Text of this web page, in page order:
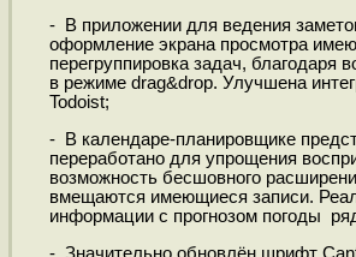
- В приложении для ведения
оформление экрана просмотра
перегруппировка задач, благодаря
в режиме drag&drop. Улучшена
Todoist;
- В календаре-планировщике
переработано для упрощения
возможность бесшовного
вмещаются имеющиеся записи.
информации с прогнозом погоды
- Значительно обновлён шрифт